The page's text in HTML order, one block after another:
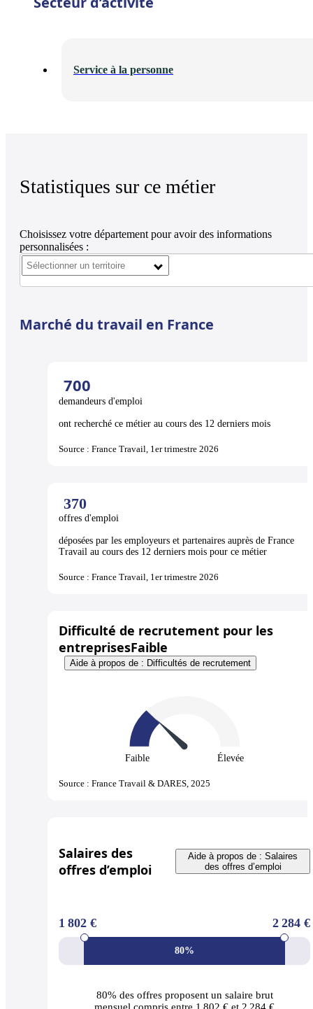
Service à la personne
Statistiques sur ce métier
Choisissez votre département pour avoir des informations
personnalisées :
Marché du travail en France
700
demandeurs d'emploi
ont recherché ce métier au cours des 12 derniers mois
Source : France Travail, 1er trimestre 2026
370
offres d'emploi
déposées par les employeurs et partenaires auprès de France
Travail au cours des 12 derniers mois pour ce métier
Source : France Travail, 1er trimestre 2026
Difficulté de recrutement pour les
entreprisesFaible
Aide à propos de : Difficultés de recrutement
Faible Élevée
Source : France Travail & DARES, 2025
Salaires des
offres d’emploi
Aide à propos de : Salaires
des offres d’emploi
80%
1 802 € 2 284 €
80% des offresproposent un salaire brut